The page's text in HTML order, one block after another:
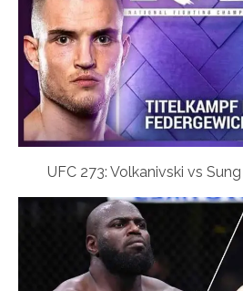
UFC 273: Volkanivski vs